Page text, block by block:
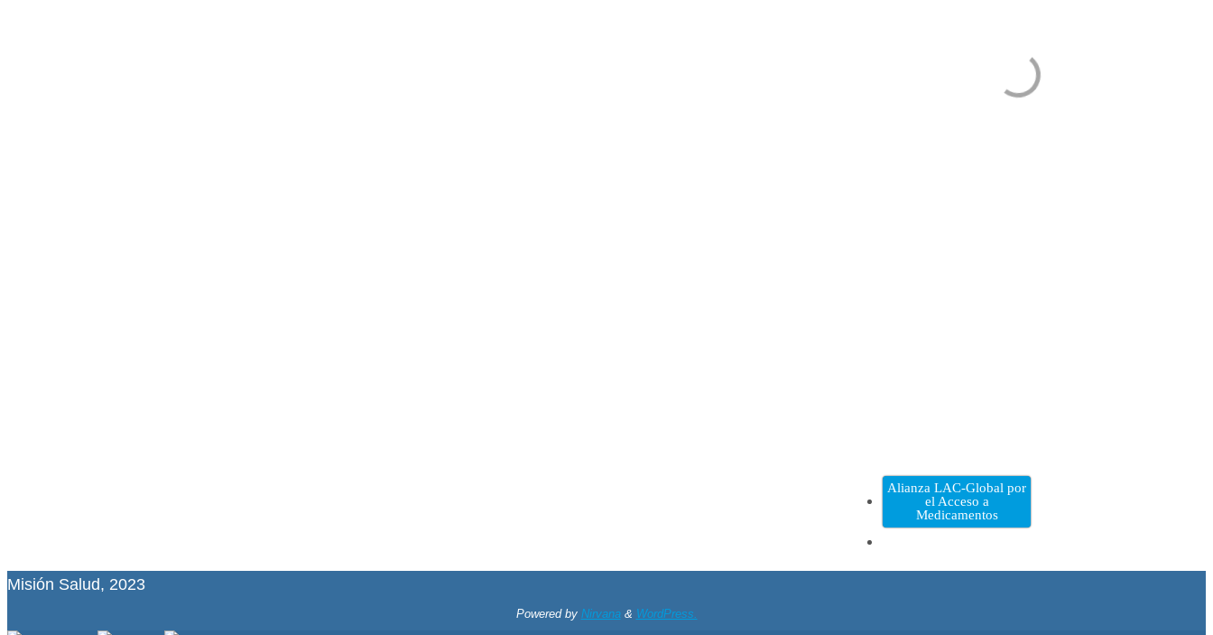
Alianza LAC-Global por
el Acceso a
Medicamentos
Misión Salud, 2023
Powered by Nirvana& WordPress.